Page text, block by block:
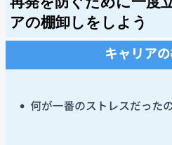
アの棚卸しをしよう